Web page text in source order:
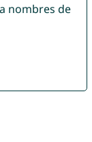
nombres de